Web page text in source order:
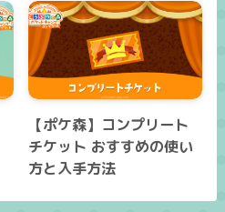
【ポケ森】コンプリート
チケット おすすめの使い
方と入手方法